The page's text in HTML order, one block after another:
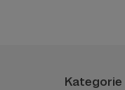
Kategorie